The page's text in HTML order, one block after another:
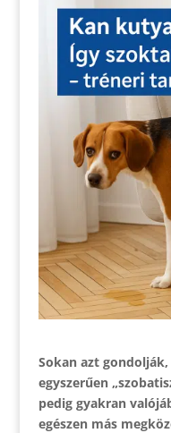
Sokan azt
egyszerűen
pedig gyakran
egészen más